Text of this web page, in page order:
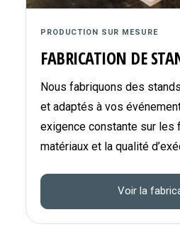
PRODUCTION SUR MESURE
FABRICATION DE
Nous fabriquons des
et adaptés à vos
exigence constante sur les
matériaux et la qualité
Voir la